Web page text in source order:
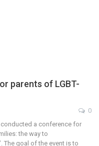
parents of LGBT-
0
a conference for
the way to
The goal of the event is to